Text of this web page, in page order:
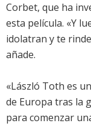
Corbet, que ha
esta película. «Y
idolatran y te
añade.
«László Toth es
de Europa tras la
para comenzar